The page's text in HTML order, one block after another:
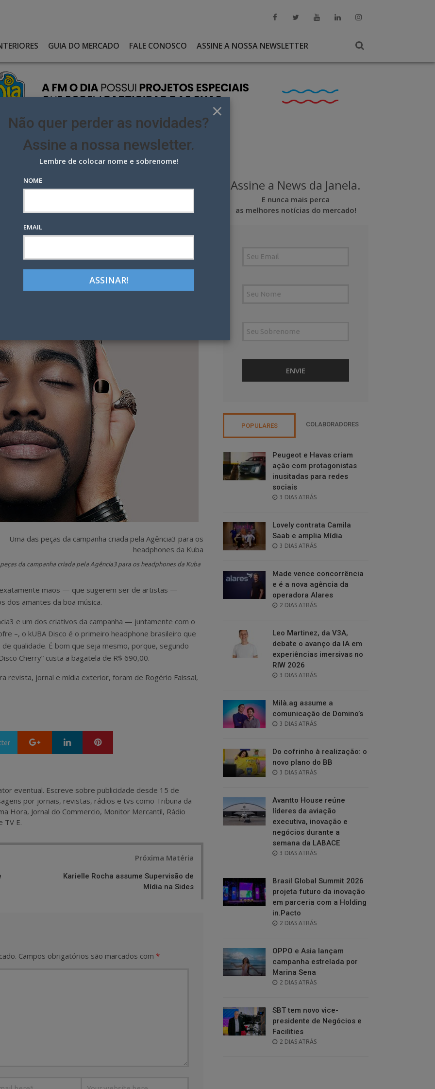
GUIA DO MERCADO FALE CONOSCO ASSINE A NOSSA NEWSLETTER
CAMPANHA DA AGÊNCIA3
campanha da Agência3
Google+ LinkedIn Pinterest
da campanha criada pela Agência3 para os headphones da Kuba
mãos — que sugerem ser de artistas —
dos amantes da boa música.
e um dos criativos da campanha — juntamente com o
–, o kUBA Disco é o primeiro headphone brasileiro que
qualidade. É bom que seja mesmo, porque, segundo
Cherry” custa a bagatela de R$ 690,00.
revista, jornal e mídia exterior, foram de Rogério Faissal,
Google+ LinkedIn
eventual. Escreve sobre publicidade desde 15 de
por jornais, revistas, rádios e tvs como Tribuna da
Hora, Jornal do Commercio, Monitor Mercantil, Rádio
TV E.
Próxima Matéria
Karielle Rocha assume Supervisão de
Mídia na Sides
Campos obrigatórios são marcados com *
Assine a News da Janela.
E nunca mais perca
as melhores notícias do mercado!
POPULARES COLABORADORES
Peugeot e Havas criam
ação com protagonistas
inusitadas para redes
sociais
POSTED
3 DIAS ATRÁS
Lovely contrata Camila
Saab e amplia Mídia
POSTED
3 DIAS ATRÁS
Made vence concorrência
e é a nova agência da
operadora Alares
POSTED
2 DIAS ATRÁS
Leo Martinez, da V3A,
debate o avanço da IA em
experiências imersivas no
RIW 2026
POSTED
3 DIAS ATRÁS
Milà.ag assume a
comunicação de Domino’s
POSTED
3 DIAS ATRÁS
Do cofrinho à realização: o
novo plano do BB
POSTED
3 DIAS ATRÁS
Avantto House reúne
líderes da aviação
executiva, inovação e
negócios durante a
semana da LABACE
POSTED
3 DIAS ATRÁS
Brasil Global Summit 2026
projeta futuro da inovação
em parceria com a Holding
in.Pacto
POSTED
2 DIAS ATRÁS
OPPO e Asia lançam
campanha estrelada por
Marina Sena
POSTED
2 DIAS ATRÁS
SBT tem novo vice-
presidente de Negócios e
Facilities
POSTED
2 DIAS ATRÁS
×
Não quer perder as novidades?
Assine a nossa newsletter.
Lembre de colocar nome e sobrenome!
NOME
EMAIL